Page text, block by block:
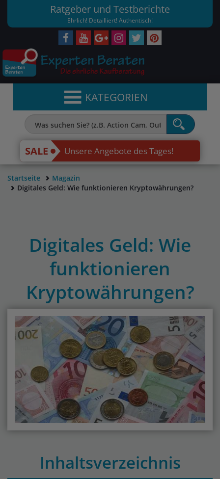
Ratgeber und Testberichte
Ehrlich! Detailliert! Authentisch!
KATEGORIEN
SALE Unsere Angebote des Tages!
Startseite
Magazin
Digitales Geld: Wie funktionieren Kryptowährungen?
Digitales Geld: Wie
funktionieren
Kryptowährungen?
Inhaltsverzeichnis